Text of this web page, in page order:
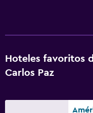
Hoteles favoritos
Carlos Paz